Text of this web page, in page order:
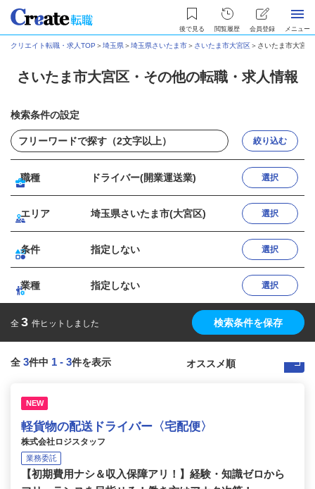
後で見る 閲覧履歴 会員登録 メニュー
クリエイト転職・求人TOP ＞埼玉県＞埼玉県さいたま市＞ さいたま市大宮区＞ さいたま市大宮
さいたま市大宮区・その他の転職・求人情報
検索条件の設定
絞り込む
職種 ドライバー(開業運送業) 選択
エリア 埼玉県さいたま市(大宮区) 選択
条件 指定しない 選択
業種 指定しない 選択
全 3 件ヒットしました 検索条件を保存
全 3件中 1 - 3件を表示
NEW
軽貨物の配送ドライバー〈宅配便〉
株式会社ロジスタッフ
業務委託
【初期費用ナシ＆収入保障アリ！】経験・知識ゼロから